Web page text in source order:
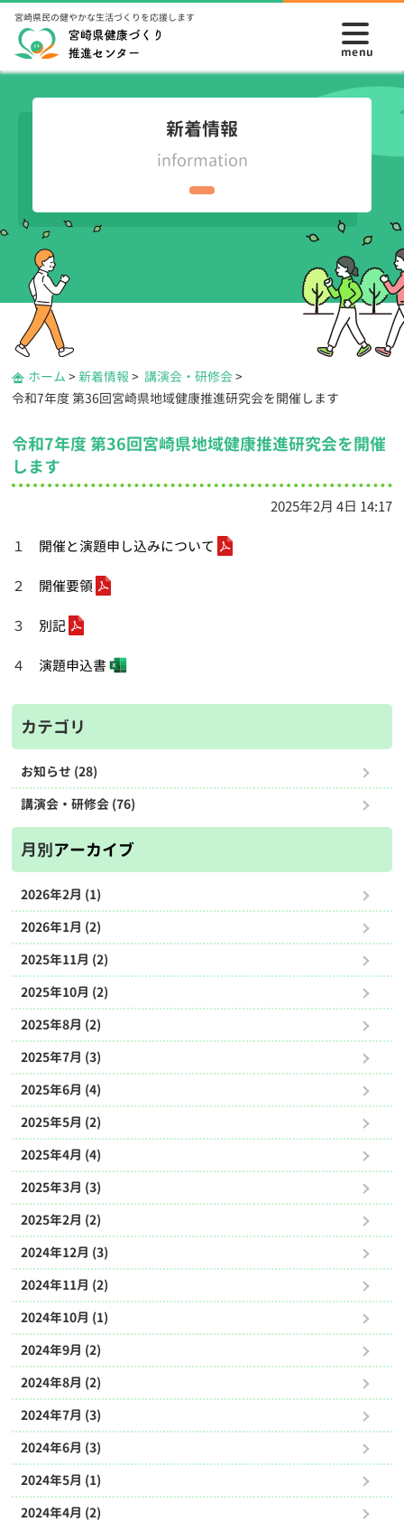
宮崎県民の健やかな生活づくりを応援します
新着情報
information
ホーム >新着情報 >講演会・研修会>
令和7年度 第36回宮崎県地域健康推進研究会を開催します
令和7年度 第36回宮崎県地域健康推進研究会を開催
します
2025年2月 4日 14:17
１ 開催と演題申し込みについて
２ 開催要領
３ 別記
４ 演題申込書
カテゴリ
お知らせ (28)
講演会・研修会 (76)
月別アーカイブ
2026年2月 (1)
2026年1月 (2)
2025年11月 (2)
2025年10月 (2)
2025年8月 (2)
2025年7月 (3)
2025年6月 (4)
2025年5月 (2)
2025年4月 (4)
2025年3月 (3)
2025年2月 (2)
2024年12月 (3)
2024年11月 (2)
2024年10月 (1)
2024年9月 (2)
2024年8月 (2)
2024年7月 (3)
2024年6月 (3)
2024年5月 (1)
2024年4月 (2)